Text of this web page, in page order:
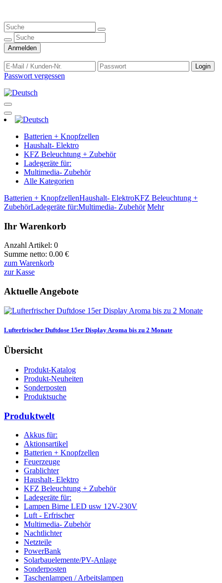
Anmelden
Login
Passwort vergessen
Batterien + Knopfzellen
Haushalt- Elektro
KFZ Beleuchtung + Zubehör
Ladegeräte für:
Multimedia- Zubehör
Alle Kategorien
Batterien + KnopfzellenHaushalt- ElektroKFZ Beleuchtung +
ZubehörLadegeräte für:Multimedia- Zubehör Mehr
Ihr Warenkorb
Anzahl Artikel: 0
Summe netto: 0.00 €
zum Warenkorb
zur Kasse
Aktuelle Angebote
Lufterfrischer Duftdose 15er Display Aroma bis zu 2 Monate
Übersicht
Produkt-Katalog
Produkt-Neuheiten
Sonderposten
Produktsuche
Produktwelt
Akkus für:
Aktionsartikel
Batterien + Knopfzellen
Feuerzeuge
Grablichter
Haushalt- Elektro
KFZ Beleuchtung + Zubehör
Ladegeräte für:
Lampen Birne LED usw 12V-230V
Luft - Erfrischer
Multimedia- Zubehör
Nachtlichter
Netzteile
PowerBank
Solarbauelemente/PV-Anlage
Sonderposten
Taschenlampen / Arbeitslampen